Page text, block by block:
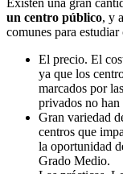
Existen una gran
un centro público, y
comunes para
El precio. El
ya que los
marcados por
privados no han
Gran variedad
centros que
la oportunidad
Grado Medio.